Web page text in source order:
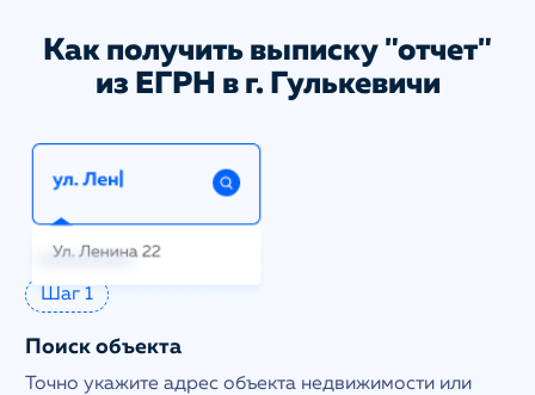
Как получить выписку "отчет"
из ЕГРН в г. Гулькевичи
Шаг 1
Поиск объекта
Точно укажите адрес объекта недвижимости или